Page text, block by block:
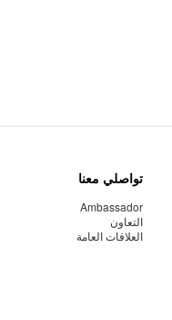
تواصلي معنا
Ambassador
التعاون
العلاقات العامة